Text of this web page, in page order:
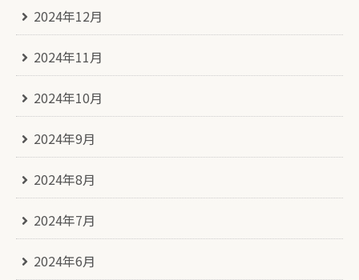
2024年12月
2024年11月
2024年10月
2024年9月
2024年8月
2024年7月
2024年6月